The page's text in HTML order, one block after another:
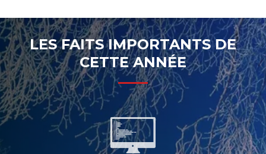
LES FAITS IMPORTANTS DE
CETTE ANNÉE